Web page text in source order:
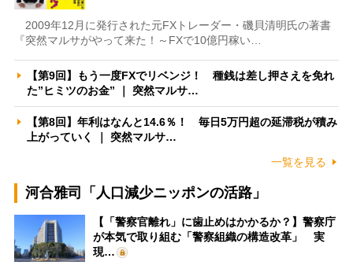
2009年12月に発行された元FXトレーダー・磯貝清明氏の著書
『突然マルサがやって来た！～FXで10億円稼い…
【第9回】もう一度FXでリベンジ！ 種銭は差し押さえを免れ
た”ヒミツのお金” ｜ 突然マルサ…
【第8回】年利はなんと14.6％！ 毎日5万円超の延滞税が積み
上がっていく ｜ 突然マルサ…
一覧を見る
河合雅司「人口減少ニッポンの活路」
【「警察官離れ」に歯止めはかかるか？】警察庁
が本気で取り組む「警察組織の構造改革」 実
現…